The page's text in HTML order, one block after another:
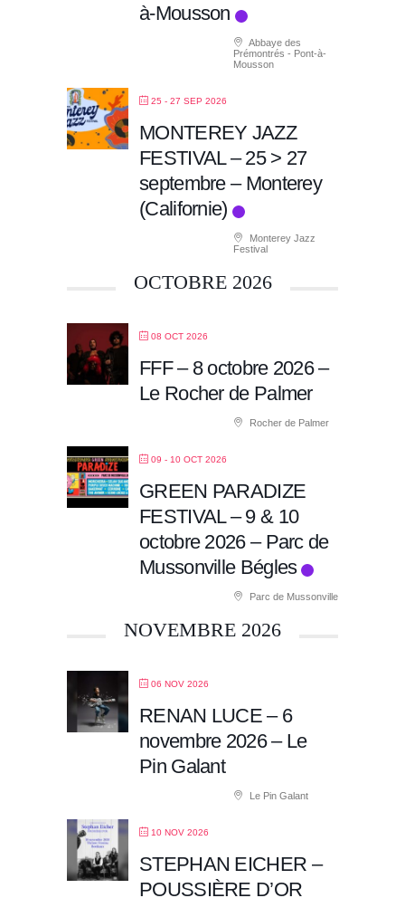
à-Mousson
Abbaye des
Prémontrés - Pont-à-
Mousson
25 - 27 SEP 2026
MONTEREY JAZZ
FESTIVAL – 25 > 27
septembre – Monterey
(Californie)
Monterey Jazz
Festival
OCTOBRE 2026
08 OCT 2026
FFF – 8 octobre 2026 –
Le Rocher de Palmer
Rocher de Palmer
09 - 10 OCT 2026
GREEN PARADIZE
FESTIVAL – 9 & 10
octobre 2026 – Parc de
Mussonville Bégles
Parc de Mussonville
NOVEMBRE 2026
06 NOV 2026
RENAN LUCE – 6
novembre 2026 – Le
Pin Galant
Le Pin Galant
10 NOV 2026
STEPHAN EICHER –
POUSSIÈRE D’OR